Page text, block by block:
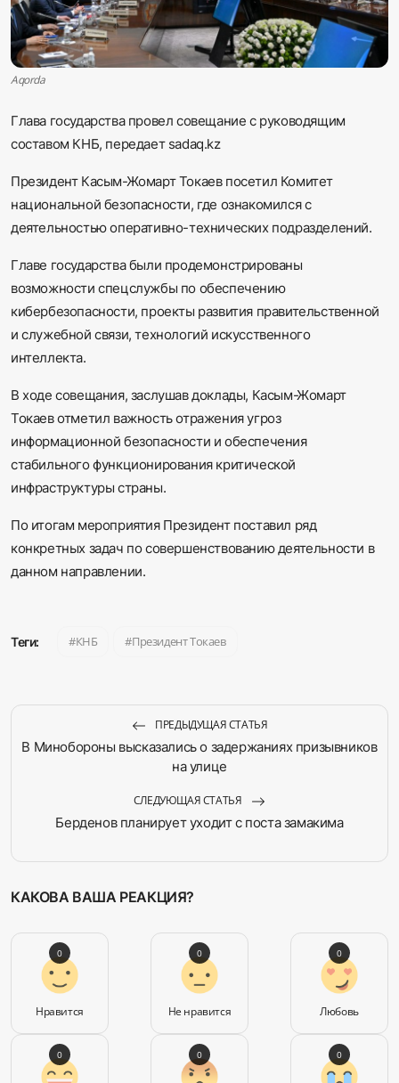
Sadaq TV
Общество
Мир
Русский
Aqorda
Глава государства провел совещание с руководящим
составом КНБ, передает sadaq.kz
Президент Касым-Жомарт Токаев посетил Комитет
национальной безопасности, где ознакомился с
деятельностью оперативно-технических подразделений.
Главе государства были продемонстрированы
возможности спецслужбы по обеспечению
кибербезопасности, проекты развития правительственной
и служебной связи, технологий искусственного
интеллекта.
В ходе совещания, заслушав доклады, Касым-Жомарт
Токаев отметил важность отражения угроз
информационной безопасности и обеспечения
стабильного функционирования критической
инфраструктуры страны.
По итогам мероприятия Президент поставил ряд
конкретных задач по совершенствованию деятельности в
данном направлении.
Теги: КНБ Президент Токаев
ПРЕДЫДУЩАЯ СТАТЬЯ
В Минобороны высказались о задержаниях призывников
на улице
СЛЕДУЮЩАЯ СТАТЬЯ
Берденов планирует уходит с поста замакима
КАКОВА ВАША РЕАКЦИЯ?
Нравится
0
Не нравится
0
Любовь
0
0 0 0